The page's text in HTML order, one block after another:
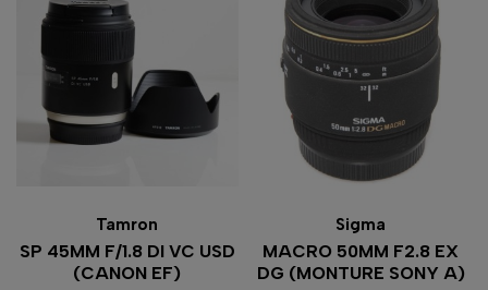
Tamron
SP 45MM F/1.8 DI VC USD
(CANON EF)
Sigma
MACRO 50MM F2.8 EX
DG (MONTURE SONY A)